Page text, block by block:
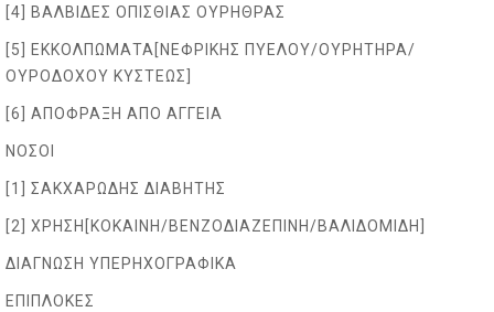
[4] ΒΑΛΒΙΔΕΣ ΟΠΙΣΘΙΑΣ ΟΥΡΗΘΡΑΣ
[5] ΕΚΚΟΛΠΩΜΑΤΑ[ΝΕΦΡΙΚΗΣ ΠΥΕΛΟΥ/ΟΥΡΗΤΗΡΑ/
ΟΥΡΟΔΟΧΟΥ ΚΥΣΤΕΩΣ]
[6] ΑΠΟΦΡΑΞΗ ΑΠΟ ΑΓΓΕΙΑ
ΝΟΣΟΙ
[1] ΣΑΚΧΑΡΩΔΗΣ ΔΙΑΒΗΤΗΣ
[2] ΧΡΗΣΗ[ΚΟΚΑΙΝΗ/ΒΕΝΖΟΔΙΑΖΕΠΙΝΗ/ΒΑΛΙΔΟΜΙΔΗ]
ΔΙΑΓΝΩΣΗ ΥΠΕΡΗΧΟΓΡΑΦΙΚΑ
ΕΠΙΠΛΟΚΕΣ